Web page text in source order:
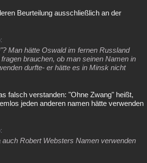
Beurteilung ausschließlich an der
Man hätte Oswald im fernen Russland
brauchen, ob man seinen Namen in
durfte- er hätte es in Minsk nicht
falsch verstanden: "Ohne Zwang" heißt,
jeden anderen namen hätte verwenden
auch Robert Websters Namen verwenden